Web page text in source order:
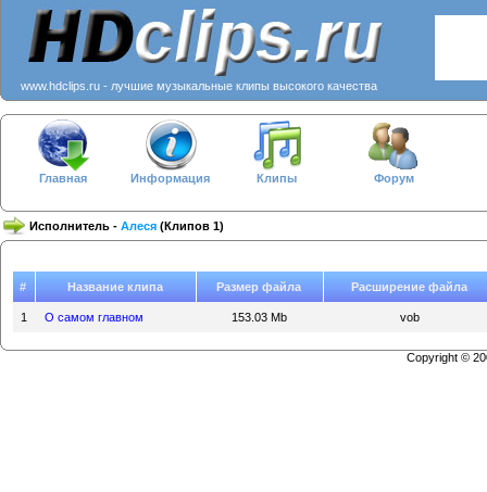
www.hdclips.ru - лучшие музыкальные клипы высокого качества
Главная Информация Клипы Форум
Исполнитель - Алеся (Клипов 1)
# Название клипа Размер файла Расширение файла
1 О самом главном 153.03 Mb vob
Copyright ©